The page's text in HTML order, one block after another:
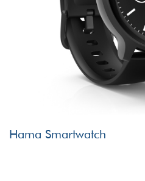
Hama Smartwatch